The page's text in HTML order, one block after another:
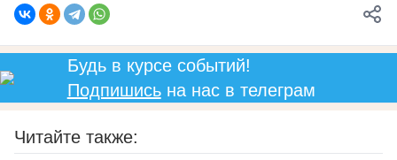
Будь в курсе событий!
Подпишисьна нас в телеграм
Читайте также: